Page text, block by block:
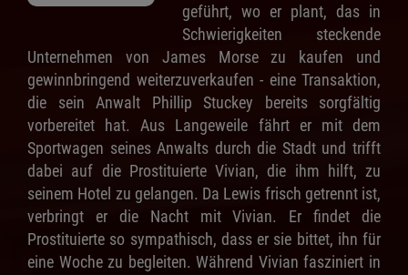
geführt, wo er plant, das in
Schwierigkeiten steckende
Unternehmen von James Morse zu kaufen und
gewinnbringend weiterzuverkaufen - eine Transaktion,
die sein Anwalt Phillip Stuckey bereits sorgfältig
vorbereitet hat. Aus Langeweile fährt er mit dem
Sportwagen seines Anwalts durch die Stadt und trifft
dabei auf die Prostituierte Vivian, die ihm hilft, zu
seinem Hotel zu gelangen. Da Lewis frisch getrennt ist,
verbringt er die Nacht mit Vivian. Er findet die
Prostituierte so sympathisch, dass er sie bittet, ihn für
eine Woche zu begleiten. Während Vivian fasziniert in